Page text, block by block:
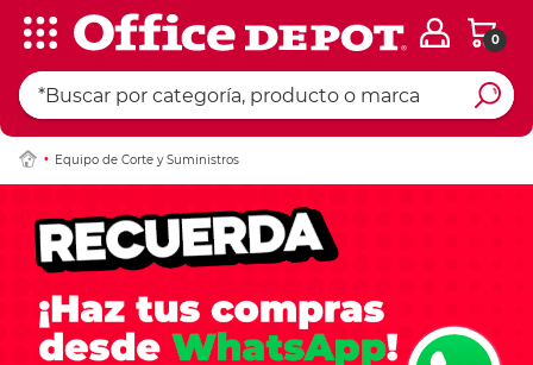
0
Equipo de Corte y Suministros